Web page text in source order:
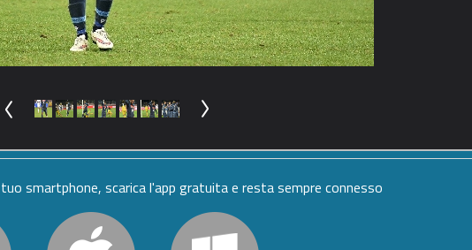
smartphone, scarica l'app gratuita e resta sempre connesso